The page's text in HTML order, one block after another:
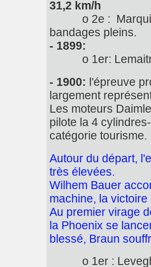
31,2 km/h
o 2e : Marquis
bandages pleins.
- 1899:
o 1er: Lemaitre
- 1900: l'épreuve
largement
Les moteurs
pilote la 4
catégorie tourisme.
Autour du départ,
très élevées.
Wilhem Bauer
machine, la victoire
Au premier virage
la Phoenix se
blessé, Braun
o 1er : Levegh